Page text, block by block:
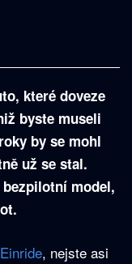
které doveze
byste museli
by se mohl
už se stal.
model,
Einride, nejste asi